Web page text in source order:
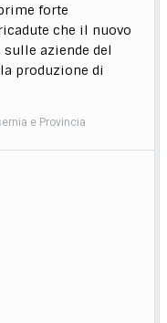
forte
che il nuovo
aziende del
produzione di
e Provincia